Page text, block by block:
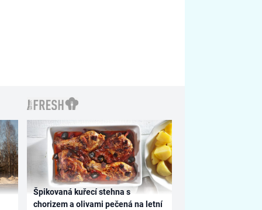
Špikovaná kuřecí stehna s
chorizem a olivami pečená na letní